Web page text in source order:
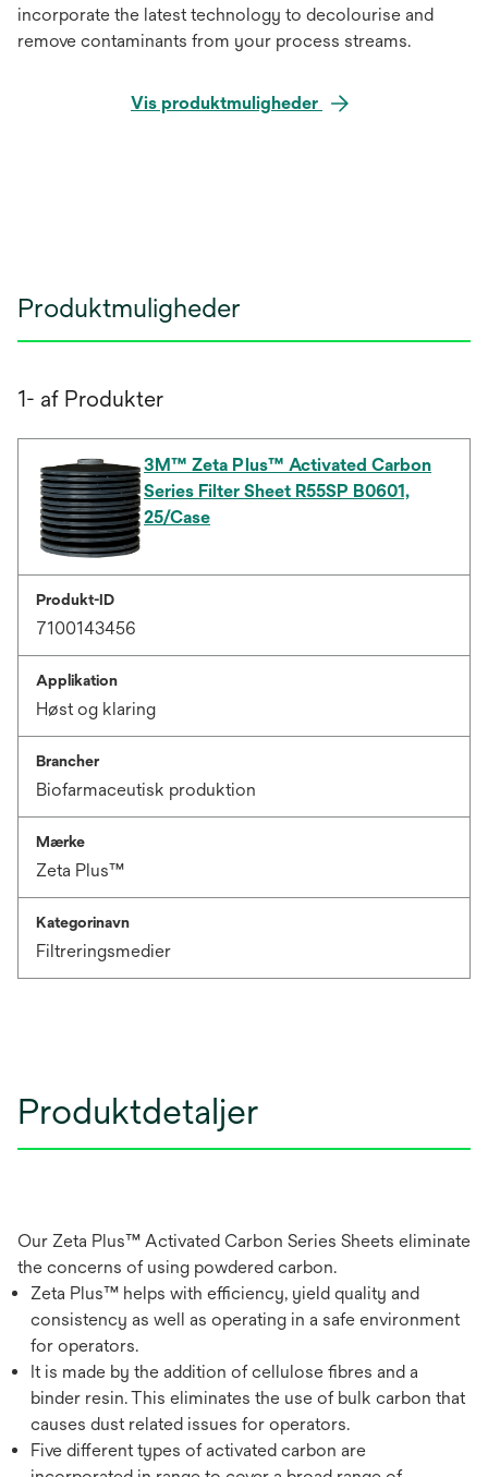
incorporate the latest technology to decolourise and
remove contaminants from your process streams.
Vis produktmuligheder
Produktmuligheder
1- af Produkter
3M™ Zeta Plus™ Activated Carbon
Series Filter Sheet R55SP B0601,
25/Case
Produkt-ID
7100143456
Applikation
Høst og klaring
Brancher
Biofarmaceutisk produktion
Mærke
Zeta Plus™
Kategorinavn
Filtreringsmedier
Produktdetaljer
Our Zeta Plus™ Activated Carbon Series Sheets eliminate
the concerns of using powdered carbon.
Zeta Plus™ helps with efficiency, yield quality and
consistency as well as operating in a safe environment
for operators.
It is made by the addition of cellulose fibres and a
binder resin. This eliminates the use of bulk carbon that
causes dust related issues for operators.
Five different types of activated carbon are